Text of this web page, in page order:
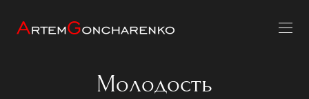
Молодость